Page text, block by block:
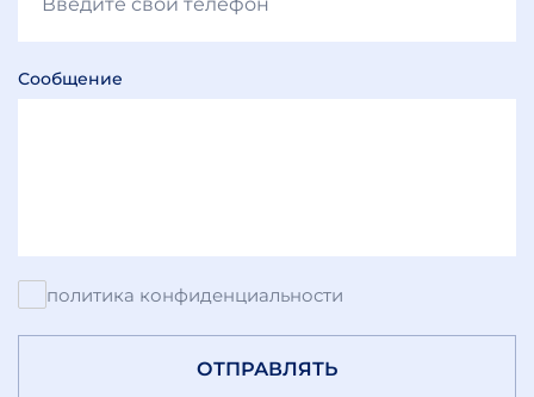
Сообщение
политика конфиденциальности
ОТПРАВЛЯТЬ